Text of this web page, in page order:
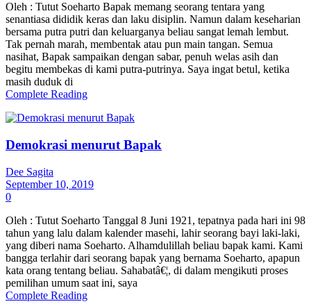
Oleh : Tutut Soeharto Bapak memang seorang tentara yang
senantiasa dididik keras dan laku disiplin. Namun dalam keseharian
bersama putra putri dan keluarganya beliau sangat lemah lembut.
Tak pernah marah, membentak atau pun main tangan. Semua
nasihat, Bapak sampaikan dengan sabar, penuh welas asih dan
begitu membekas di kami putra-putrinya. Saya ingat betul, ketika
masih duduk di
Complete Reading
Demokrasi menurut Bapak
Dee Sagita
September 10, 2019
0
Oleh : Tutut Soeharto Tanggal 8 Juni 1921, tepatnya pada hari ini 98
tahun yang lalu dalam kalender masehi, lahir seorang bayi laki-laki,
yang diberi nama Soeharto. Alhamdulillah beliau bapak kami. Kami
bangga terlahir dari seorang bapak yang bernama Soeharto, apapun
kata orang tentang beliau. Sahabatâ€¦, di dalam mengikuti proses
pemilihan umum saat ini, saya
Complete Reading